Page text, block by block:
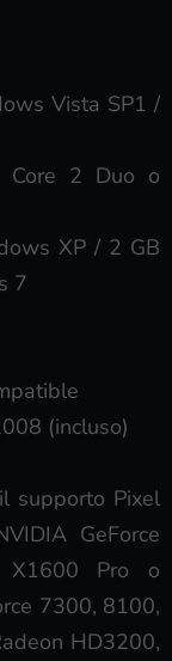
Vista SP1 /
2 Duo o
XP / 2 GB
7
(incluso)
Pixel
GeForce
X1600 Pro o
7300, 8100,
HD3200,